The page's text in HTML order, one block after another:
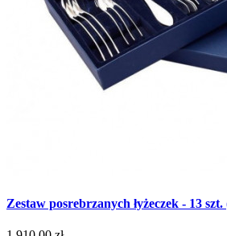
Zestaw posrebrzanych łyżeczek - 13